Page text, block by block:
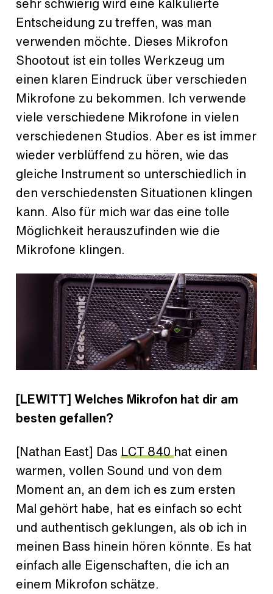
Entscheidung zu treffen, was man
verwenden möchte. Dieses Mikrofon
Shootout ist ein tolles Werkzeug um
einen klaren Eindruck über verschieden
Mikrofone zu bekommen. Ich verwende
viele verschiedene Mikrofone in vielen
verschiedenen Studios. Aber es ist immer
wieder verblüffend zu hören, wie das
gleiche Instrument so unterschiedlich in
den verschiedensten Situationen klingen
kann. Also für mich war das eine tolle
Möglichkeit herauszufinden wie die
Mikrofone klingen.
[LEWITT] Welches Mikrofon hat dir am
besten gefallen?
[Nathan East] Das LCT 840hat einen
warmen, vollen Sound und von dem
Moment an, an dem ich es zum ersten
Mal gehört habe, hat es einfach so echt
und authentisch geklungen, als ob ich in
meinen Bass hinein hören könnte. Es hat
einfach alle Eigenschaften, die ich an
einem Mikrofon schätze.